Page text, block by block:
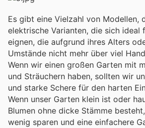
Es gibt eine Vielzahl von Modellen,
elektrische Varianten, die sich ideal
eignen, die aufgrund ihres Alters
Umstände nicht mehr über viel
Wenn wir einen großen Garten mit
und Sträuchern haben, sollten wir
und starke Schere für den harten
Wenn unser Garten klein ist oder
Blumen ohne dicke Stämme
wenig sparen und eine einfachere